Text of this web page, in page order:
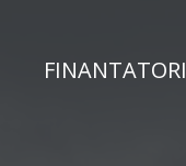
FINANTATORI